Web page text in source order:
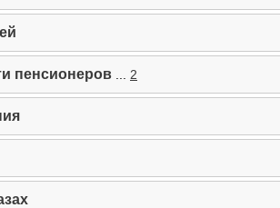
пенсионеров 2